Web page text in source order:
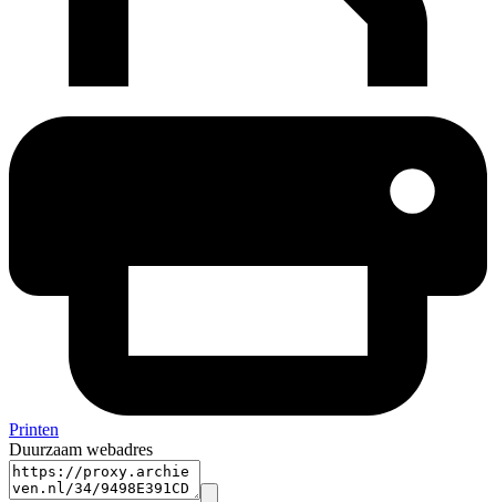
Printen
Duurzaam webadres